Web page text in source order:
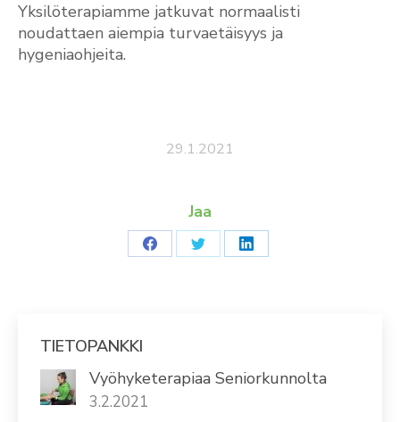
Yksilöterapiamme jatkuvat normaalisti
noudattaen aiempia turvaetäisyys ja
hygeniaohjeita.
29.1.2021
Jaa
Share
Share
Share
TIETOPANKKI
Vyöhyketerapiaa Seniorkunnolta
3.2.2021